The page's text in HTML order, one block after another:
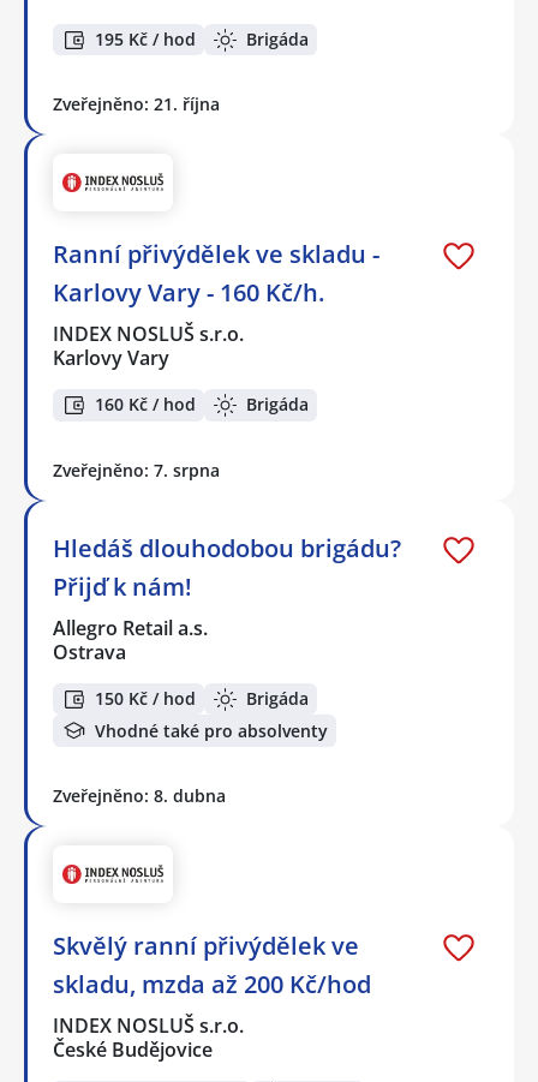
195 Kč / hod Brigáda
Zveřejněno: 21. října
Ranní přivýdělek ve skladu -
Karlovy Vary - 160 Kč/h.
INDEX NOSLUŠ s.r.o.
Karlovy Vary
160 Kč / hod Brigáda
Zveřejněno: 7. srpna
Hledáš dlouhodobou brigádu?
Přijď k nám!
Allegro Retail a.s.
Ostrava
150 Kč / hod
Brigáda
Vhodné také pro absolventy
Zveřejněno: 8. dubna
Skvělý ranní přivýdělek ve
skladu, mzda až 200 Kč/hod
INDEX NOSLUŠ s.r.o.
České Budějovice